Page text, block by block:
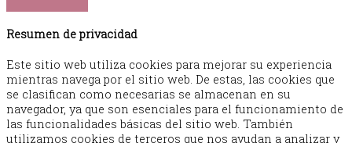
Resumen de privacidad
Este sitio web utiliza cookies para mejorar su experiencia
mientras navega por el sitio web. De estas, las cookies que
se clasifican como necesarias se almacenan en su
navegador, ya que son esenciales para el funcionamiento de
las funcionalidades básicas del sitio web. También
utilizamos cookies de terceros que nos ayudan a analizar y